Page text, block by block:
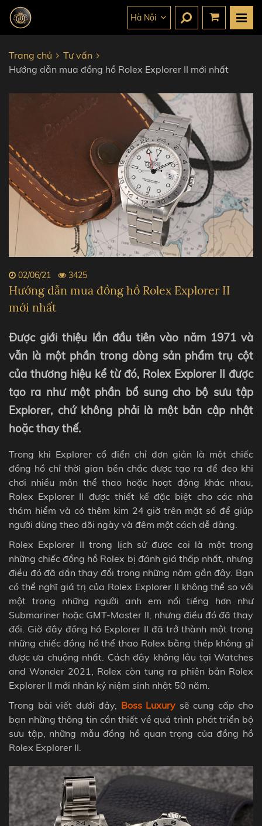
Hà Nội
Trang chủ
Tư vấn
Hướng dẫn mua đồng hồ Rolex Explorer II mới nhất
02/06/21 3425
Hướng dẫn mua đồng hồ Rolex Explorer II
mới nhất
Được giới thiệu lần đầu tiên vào năm 1971 và
vẫn là một phần trong dòng sản phẩm trụ cột
của thương hiệu kể từ đó, Rolex Explorer II được
tạo ra như một phần bổ sung cho bộ sưu tập
Explorer, chứ không phải là một bản cập nhật
hoặc thay thế.
Trong khi Explorer cổ điển chỉ đơn giản là một chiếc
đồng hồ chỉ thời gian bền chắc được tạo ra để đeo khi
chơi nhiều môn thể thao hoặc hoạt động khác nhau,
Rolex Explorer II được thiết kế đặc biệt cho các nhà
thám hiểm và có thêm kim 24 giờ trên mặt số để giúp
người dùng theo dõi ngày và đêm một cách dễ dàng.
Rolex Explorer II trong lịch sử được coi là một trong
những chiếc đồng hồ Rolex bị đánh giá thấp nhất, nhưng
điều đó đã dần thay đổi trong những năm gần đây. Bạn
có thể nghĩ giá trị của Rolex Explorer II không thể so với
một trong những người anh em nổi tiếng hơn như
Submariner hoặc GMT-Master II, nhưng điều đó đã thay
đổi. Giờ đây đồng hồ Explorer II đã trở thành một trong
những chiếc đồng hồ thể thao Rolex bằng thép không gỉ
được ưa chuộng nhất. Cách đây không lâu tại Watches
and Wonder 2021, Rolex còn tung ra phiên bản Rolex
Explorer II mới nhân kỷ niệm sinh nhật 50 năm.
Trong bài viết dưới đây, Boss Luxury sẽ cung cấp cho
bạn những thông tin cần thiết về quá trình phát triển bộ
sưu tập, những mẫu đồng hồ quan trọng của đồng hồ
Rolex Explorer II.